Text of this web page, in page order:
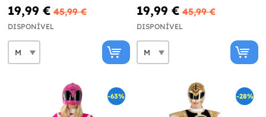
19,99 € 45,99 €
DISPONÍVEL
19,99 € 45,99 €
DISPONÍVEL
-63% -28%